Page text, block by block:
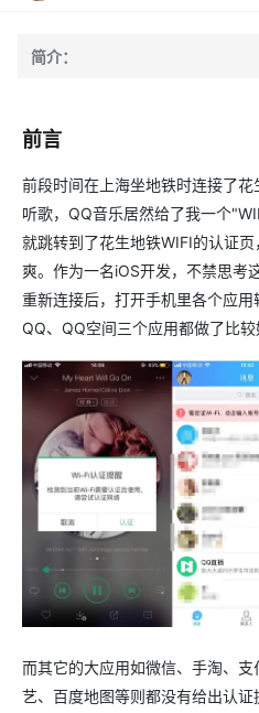
简介：
前言
前段时间在上海坐地铁时连接了
听歌，QQ音乐居然给了我一个
就跳转到了花生地铁WIFI的认证
爽。作为一名iOS开发，不禁思考
重新连接后，打开手机里各个应用
QQ、QQ空间三个应用都做了比较
而其它的大应用如微信、手淘、
艺、百度地图等则都没有给出认